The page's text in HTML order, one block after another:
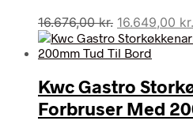
16.676,00kr. Den
oprindelige
pris
16.676,00
16.649,00 kr.
Kwc Gastro
Forbruser Med